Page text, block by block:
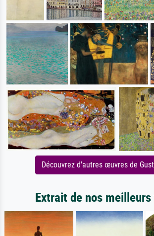
Découvrez d'autres œuvres de
Extrait de nos